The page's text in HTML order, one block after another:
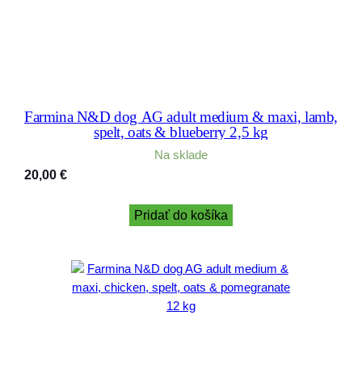
Farmina N&D dog AG adult medium & maxi, lamb,
spelt, oats & blueberry 2,5 kg
Na sklade
20,00 €
Pridať do košíka